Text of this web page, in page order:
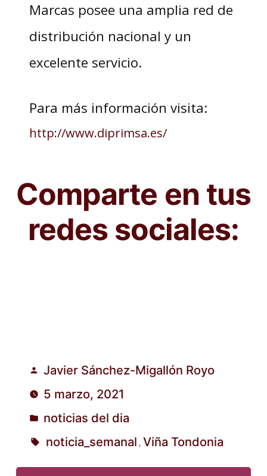
Marcas posee una amplia red de
distribución nacional y un
excelente servicio.
Para más información visita:
http://www.diprimsa.es/
Comparte en tus
redes sociales:
Publicado
por
Javier Sánchez-Migallón Royo
5 marzo, 2021
Publicado
en
noticias del dia
noticia_semanal , Viña Tondonia